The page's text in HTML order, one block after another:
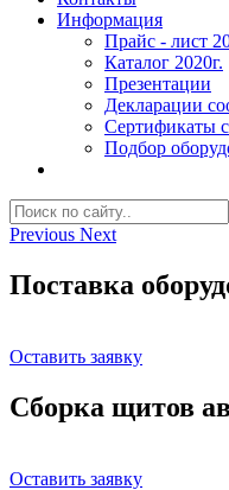
Информация
Прайс - лист
Каталог 2020г.
Презентации
Декларации
Сертификаты
Подбор
Previous Next
Поставка
Оставить заявку
Сборка щитов
Оставить заявку